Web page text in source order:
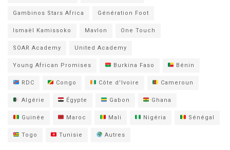
Gambinos Stars Africa Génération Foot
Ismaël Kamissoko Mavlon One Touch
SOAR Academy United Academy
Young African Promises Burkina Faso Bénin
RDC Congo Côte d'Ivoire Cameroun
Algérie Égypte Gabon Ghana
Guinée Maroc Mali Nigéria Sénégal
Togo Tunisie Autres